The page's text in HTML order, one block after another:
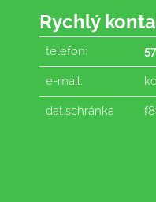
Rychlý
telefon:
e-mail:
dat.schránka